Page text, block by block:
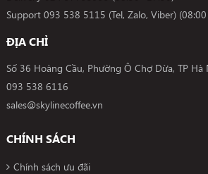
Support 093 538 5115 (Tel, Zalo, Viber)
ĐỊA CHỈ
Số 36 Hoàng Cầu, Phường Ô Chợ Dừa, TP Hà
093 538 6116
sales@skylinecoffee.vn
CHÍNH SÁCH
Chính sách ưu đãi